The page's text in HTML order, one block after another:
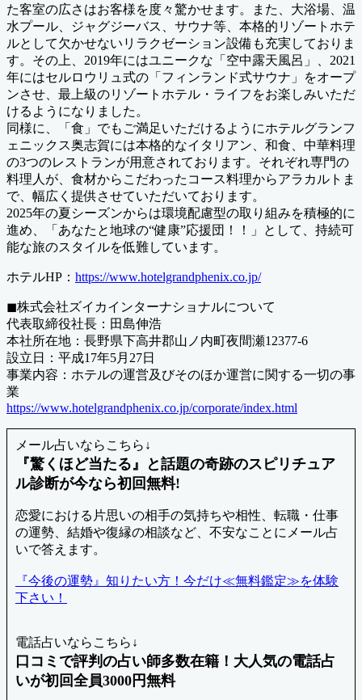
た客室の広さはお客様を度々驚かせます。また、大浴場、温
水プール、ジャグジーバス、サウナ等、本格的リゾートホテ
ルとして欠かせないリラクゼーション設備も充実しておりま
す。その上、2019年にはユニークな「空中露天風呂」、2021
年にはセルロウリュ式の「フィンランド式サウナ」をオープ
ンさせ、最上級のリゾートホテル・ライフをお楽しみいただ
けるようになりました。
同様に、「食」でもご満足いただけるようにホテルグランフ
ェニックス奥志賀には本格的なイタリアン、和食、中華料理
の3つのレストランが用意されております。それぞれ専門の
料理人が、食材からこだわったコース料理からアラカルトま
で、幅広く提供させていただいております。
2025年の夏シーズンからは環境配慮型の取り組みを積極的に
進め、「あなたと地球の“健康”応援団！！」として、持続可
能な旅のスタイルを低難しています。
ホテルHP： https://www.hotelgrandphenix.co.jp/
◼︎株式会社ズイカインターナショナルについて
代表取締役社長：田島伸浩
本社所在地：長野県下高井郡山ノ内町夜間瀬12377-6
設立日：平成17年5月27日
事業内容：ホテルの運営及びそのほか運営に関する一切の事
業
https://www.hotelgrandphenix.co.jp/corporate/index.html
メール占いならこちら↓
『驚くほど当たる』と話題の奇跡のスピリチュア
ル診断が今なら初回無料!
恋愛における片思いの相手の気持ちや相性、転職・仕事
の運勢、結婚や復縁の相談など、不安なことにメール占
いで答えます。
『今後の運勢』知りたい方！今だけ≪無料鑑定≫を体験
下さい！
電話占いならこちら↓
口コミで評判の占い師多数在籍！大人気の電話占
いが初回全員3000円無料